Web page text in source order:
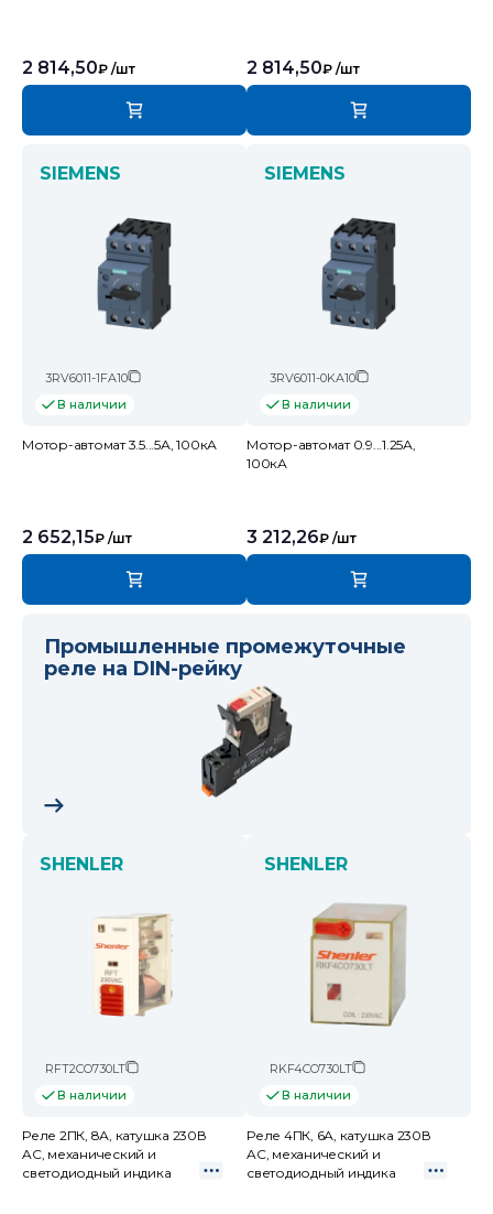
2 814,50₽ /шт 2 814,50₽ /шт
SIEMENS
3RV6011-1FA10
В наличии
Мотор-автомат 3.5...5А, 100кА
2 652,15₽ /шт
SIEMENS
3RV6011-0KA10
В наличии
Мотор-автомат 0.9...1.25А,
100кА
3 212,26₽ /шт
Промышленные промежуточные
реле на DIN-рейку
SHENLER
RFT2CO730LT
В наличии
Реле 2ПК, 8А, катушка 230В
AC, механический и
светодиодный индика
SHENLER
RKF4CO730LT
В наличии
Реле 4ПК, 6А, катушка 230В
AC, механический и
светодиодный индика